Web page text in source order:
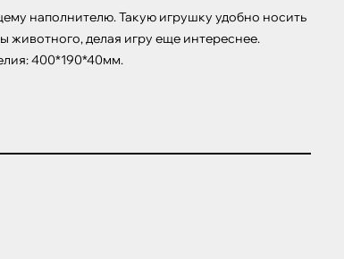
наполнителю. Такую игрушку удобно носить
животного, делая игру еще интереснее.
400*190*40мм.